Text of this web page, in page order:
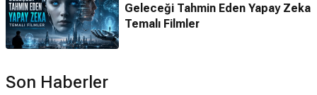
Geleceği Tahmin Eden Yapay Zeka
Temalı Filmler
Son Haberler